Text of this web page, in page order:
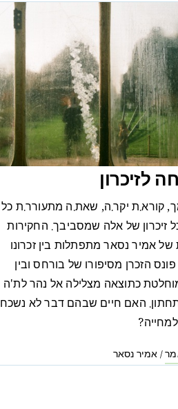
לזיכרון
קורא.ת יקר.ה, שאת.ה מתעורר.ת כל
זיכרון של אלה שמסביבך. החקירות
של אמיר נסאר מתפתלות בין זכרונו
הזכרן מסיפורו של בורחס ובין
כתוצאה מצלילה אל נהר לת'ה
האם חיים שבהם דבר לא נשכח
/אמיר נסאר